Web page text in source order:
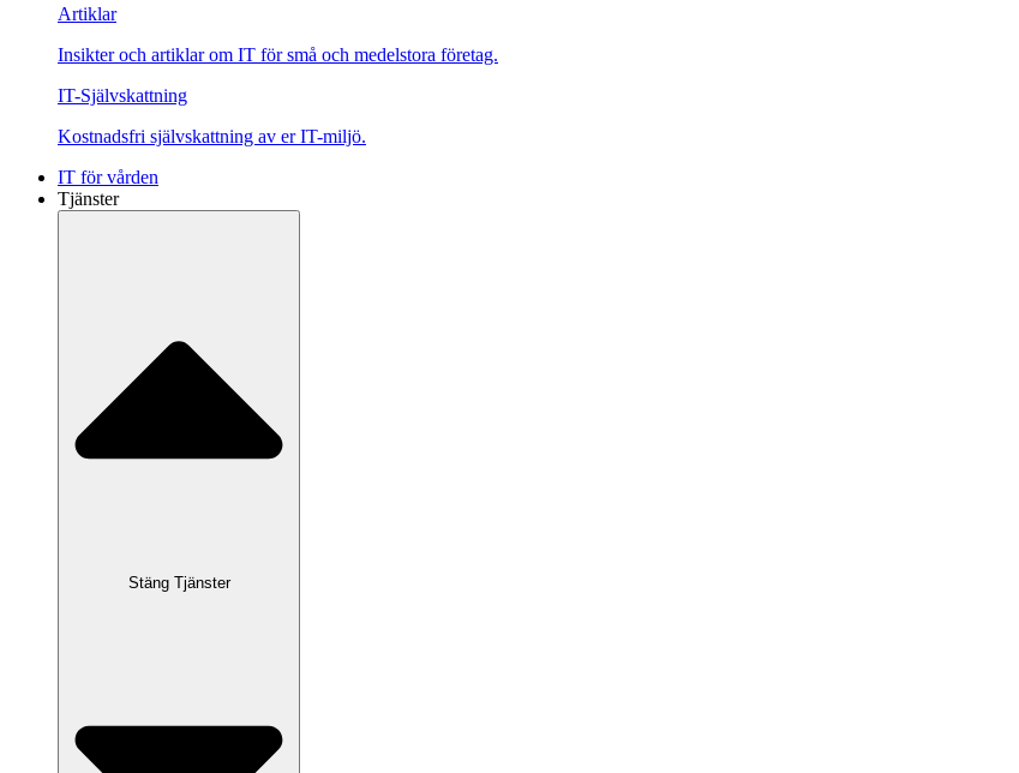
Artiklar
Insikter och artiklar om IT för små och medelstora företag.
IT-Självskattning
Kostnadsfri självskattning av er IT-miljö.
IT för vården
Tjänster
Stäng Tjänster